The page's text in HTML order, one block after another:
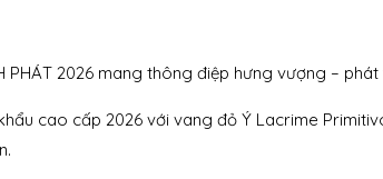
PHÁT 2026 mang thông điệp hưng vượng –
cao cấp 2026 với vang đỏ Ý Lacrime